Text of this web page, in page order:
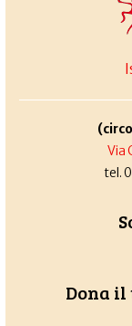
Via
tel.
Dona il